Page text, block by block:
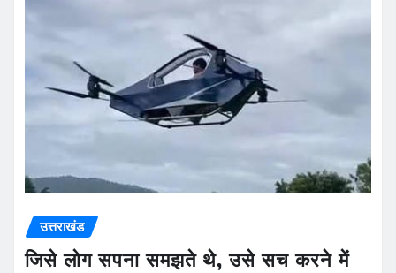
उत्तराखंड
जिसे लोग सपना समझते थे, उसे सच करने में